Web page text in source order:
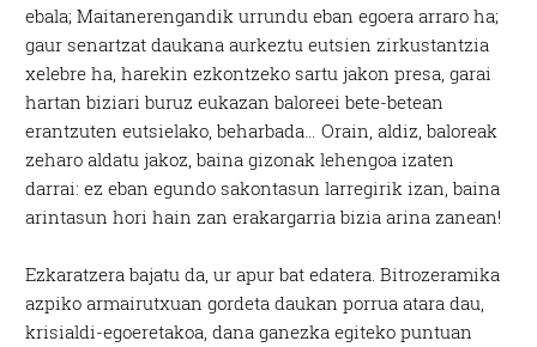
ebala; Maitanerengandik urrundu eban egoera arraro ha;
gaur senartzat daukana aurkeztu eutsien zirkustantzia
xelebre ha, harekin ezkontzeko sartu jakon presa, garai
hartan biziari buruz eukazan baloreei bete-betean
erantzuten eutsielako, beharbada… Orain, aldiz, baloreak
zeharo aldatu jakoz, baina gizonak lehengoa izaten
darrai: ez eban egundo sakontasun larregirik izan, baina
arintasun hori hain zan erakargarria bizia arina zanean!
Ezkaratzera bajatu da, ur apur bat edatera. Bitrozeramika
azpiko armairutxuan gordeta daukan porrua atara dau,
krisialdi-egoeretakoa, dana ganezka egiteko puntuan